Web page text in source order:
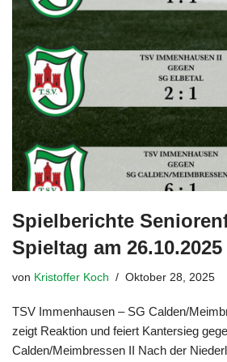
Spielberichte
Spieltag am 26.10.2025
von Kristoffer Koch Oktober 28, 2025
TSV Immenhausen – SG Calden/
zeigt Reaktion und feiert Kantersieg
Calden/Meimbressen II Nach der